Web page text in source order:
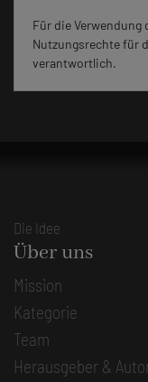
Für die Verwendung
Nutzungsrechte für
verantwortlich.
Die Idee
Über uns
Mission
Kategorie
Team
Herausgeber &